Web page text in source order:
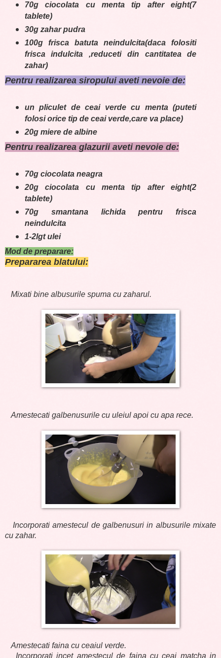
70g ciocolata cu menta tip after eight(7
tablete)
30g zahar pudra
100g frisca batuta neindulcita(daca folositi
frisca indulcita ,reduceti din cantitatea de
zahar)
Pentru realizarea siropului aveti nevoie de:
un pliculet de ceai verde cu menta (puteti
folosi orice tip de ceai verde,care va place)
20g miere de albine
Pentru realizarea glazurii aveti nevoie de:
70g ciocolata neagra
20g ciocolata cu menta tip after eight(2
tablete)
70g smantana lichida pentru frisca
neindulcita
1-2lgt ulei
Mod de preparare:
Prepararea blatului:
Mixati bine albusurile spuma cu zaharul.
Amestecati galbenusurile cu uleiul apoi cu apa rece.
Incorporati amestecul de galbenusuri in albusurile mixate
cu zahar.
Amestecati faina cu ceaiul verde.
Incorporati incet amestecul de faina cu ceai matcha in